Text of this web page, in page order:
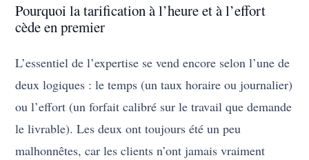
Pourquoi la tarification à l’heure et à l’effort
cède en premier
L’essentiel de l’expertise se vend encore selon l’une de
deux logiques : le temps (un taux horaire ou journalier)
ou l’effort (un forfait calibré sur le travail que demande
le livrable). Les deux ont toujours été un peu
malhonnêtes, car les clients n’ont jamais vraiment